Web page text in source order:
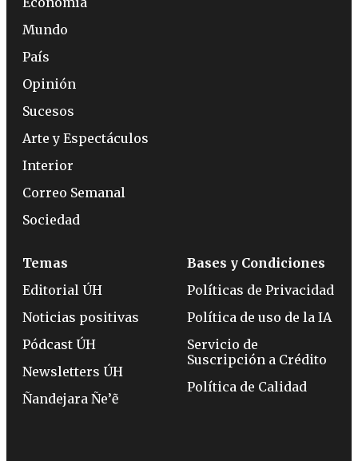
Mundo
País
Opinión
Sucesos
Arte y Espectáculos
Interior
Correo Semanal
Sociedad
Temas
Editorial ÚH
Noticias positivas
Pódcast ÚH
Newsletters ÚH
Ñandejara Ñe’ẽ
Bases y Condiciones
Políticas de Privacidad
Política de uso de la IA
Servicio de
Suscripción a Crédito
Política de Calidad